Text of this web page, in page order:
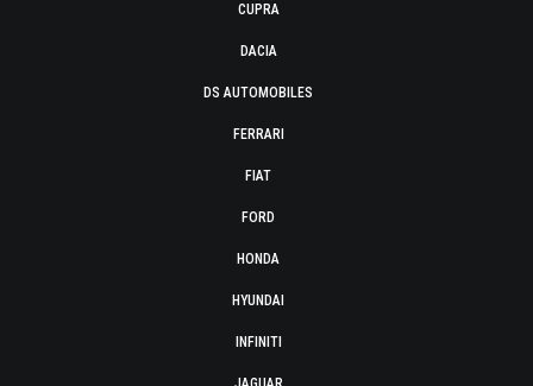
CUPRA
DACIA
DS AUTOMOBILES
FERRARI
FIAT
FORD
HONDA
HYUNDAI
INFINITI